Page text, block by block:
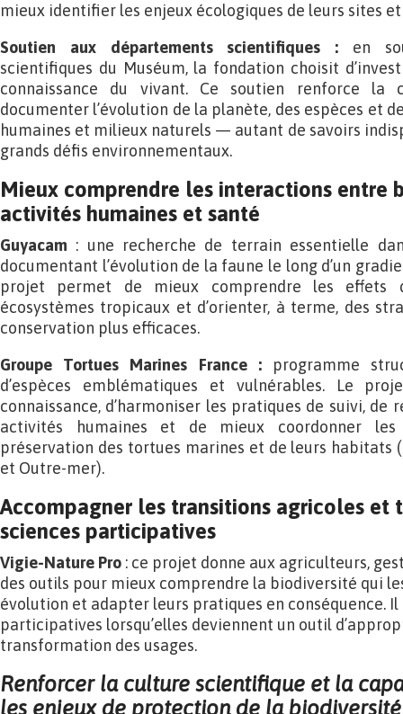
mieux identifier les enjeux écologiques de leurs sites
Soutien aux départements scientifiques : en
scientifiques du Muséum, la fondation choisit
connaissance du vivant. Ce soutien renforce la
documenter l’évolution de la planète, des espèces et
humaines et milieux naturels — autant de savoirs
grands défis environnementaux.
Mieux comprendre les interactions entre
activités humaines et santé
Guyacam : une recherche de terrain essentielle
documentant l’évolution de la faune le long d’un
projet permet de mieux comprendre les effets
écosystèmes tropicaux et d’orienter, à terme, des
conservation plus efficaces.
Groupe Tortues Marines France : programme
d’espèces emblématiques et vulnérables. Le
connaissance, d’harmoniser les pratiques de suivi, de
activités humaines et de mieux coordonner
préservation des tortues marines et de leurs habitats
et Outre-mer).
Accompagner les transitions agricoles et
sciences participatives
Vigie-Nature Pro : ce projet donne aux agriculteurs,
des outils pour mieux comprendre la biodiversité qui
évolution et adapter leurs pratiques en conséquence.
participatives lorsqu’elles deviennent un outil
transformation des usages.
Renforcer la culture scientifique et la
les enjeux de protection de la biodiversité